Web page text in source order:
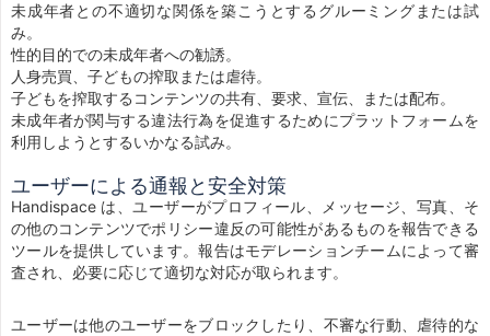
未成年者との不適切な関係を築こうとするグルーミングまたは試
み。
性的目的での未成年者への勧誘。
人身売買、子どもの搾取または虐待。
子どもを搾取するコンテンツの共有、要求、宣伝、または配布。
未成年者が関与する違法行為を促進するためにプラットフォームを
利用しようとするいかなる試み。
ユーザーによる通報と安全対策
Handispace は、ユーザーがプロフィール、メッセージ、写真、そ
の他のコンテンツでポリシー違反の可能性があるものを報告できる
ツールを提供しています。報告はモデレーションチームによって審
査され、必要に応じて適切な対応が取られます。
ユーザーは他のユーザーをブロックしたり、不審な行動、虐待的な